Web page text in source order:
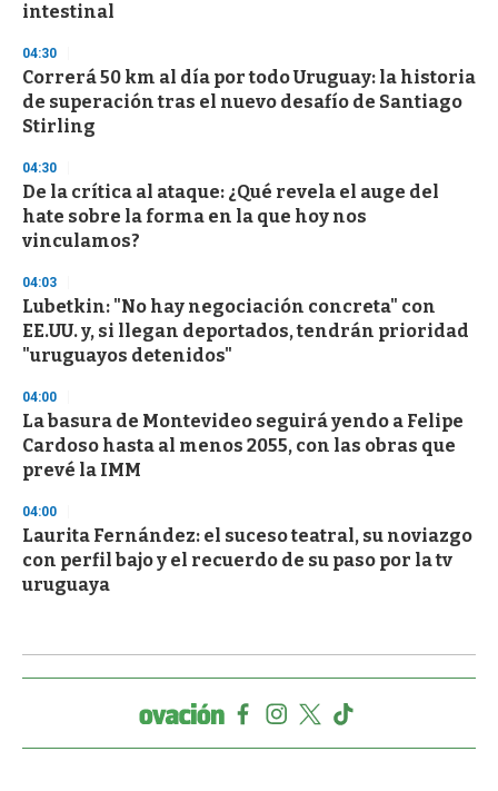
intestinal
04:30
Correrá 50 km al día por todo Uruguay: la historia
de superación tras el nuevo desafío de Santiago
Stirling
04:30
De la crítica al ataque: ¿Qué revela el auge del
hate sobre la forma en la que hoy nos
vinculamos?
04:03
Lubetkin: "No hay negociación concreta" con
EE.UU. y, si llegan deportados, tendrán prioridad
"uruguayos detenidos"
04:00
La basura de Montevideo seguirá yendo a Felipe
Cardoso hasta al menos 2055, con las obras que
prevé la IMM
04:00
Laurita Fernández: el suceso teatral, su noviazgo
con perfil bajo y el recuerdo de su paso por la tv
uruguaya